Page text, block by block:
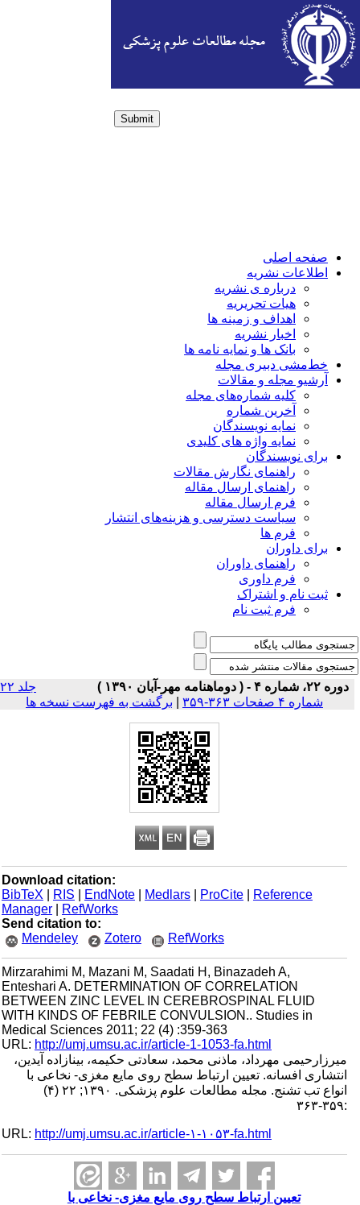
Submit
صفحه اصلی
اطلاعات نشریه
درباره ی نشریه
هیات تحریریه
اهداف و زمینه ها
اخبار نشریه
بانک ها و نمایه نامه ها
خط‌مشی دبیری مجله
آرشیو مجله و مقالات
کلیه شماره‌های مجله
آخرین شماره
نمایه نویسندگان
نمایه واژه های کلیدی
برای نویسندگان
راهنمای نگارش مقالات
راهنمای ارسال مقاله
فرم ارسال مقاله
سیاست دسترسی و هزینه‌های انتشار
فرم ها
برای داوران
راهنمای داوران
فرم داوری
ثبت نام و اشتراک
فرم ثبت نام
دوره ۲۲، شماره ۴ - ( دوماهنامه مهر-آبان ۱۳۹۰ )
جلد ۲۲
شماره ۴ صفحات ۳۶۳-۳۵۹
| برگشت به فهرست نسخه ها
Download citation:
BibTeX
| RIS |EndNote |Medlars |ProCite |Reference
Manager
|RefWorks
Send citation to:
Mendeley
Zotero RefWorks
Mirzarahimi M, Mazani M, Saadati H, Binazadeh A,
Enteshari A. DETERMINATION OF CORRELATION
BETWEEN ZINC LEVEL IN CEREBROSPINAL FLUID
WITH KINDS OF FEBRILE CONVULSION.. Studies in
Medical Sciences 2011; 22 (4) :359-363
URL:http://umj.umsu.ac.ir/article-1-1053-fa.html
میرزارحیمی مهرداد، ماذنی محمد، سعادتی حکیمه، بینازاده آیدین،
انتشاری افسانه. تعیین ارتباط سطح روی مایع مغزی- نخاعی با
انواع تب تشنج. مجله مطالعات علوم پزشکی. ۱۳۹۰; ۲۲ (۴)
URL:http://umj.umsu.ac.ir/article-۱-۱۰۵۳-fa.html
تعیین ارتباط سطح روی مایع مغزی- نخاعی با